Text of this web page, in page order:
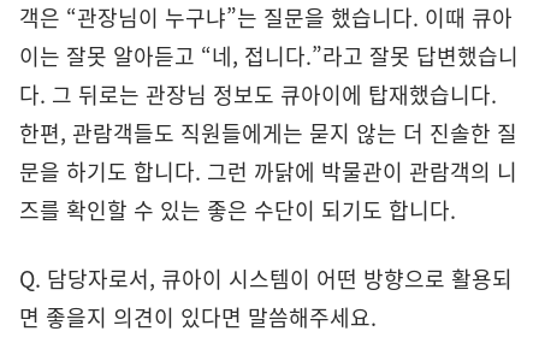
객은 “관장님이 누구냐”는 질문을 했습니다. 이때 큐아
이는 잘못 알아듣고 “네, 접니다.”라고 잘못 답변했습니
다. 그 뒤로는 관장님 정보도 큐아이에 탑재했습니다.
한편, 관람객들도 직원들에게는 묻지 않는 더 진솔한 질
문을 하기도 합니다. 그런 까닭에 박물관이 관람객의 니
즈를 확인할 수 있는 좋은 수단이 되기도 합니다.
Q. 담당자로서, 큐아이 시스템이 어떤 방향으로 활용되
면 좋을지 의견이 있다면 말씀해주세요.